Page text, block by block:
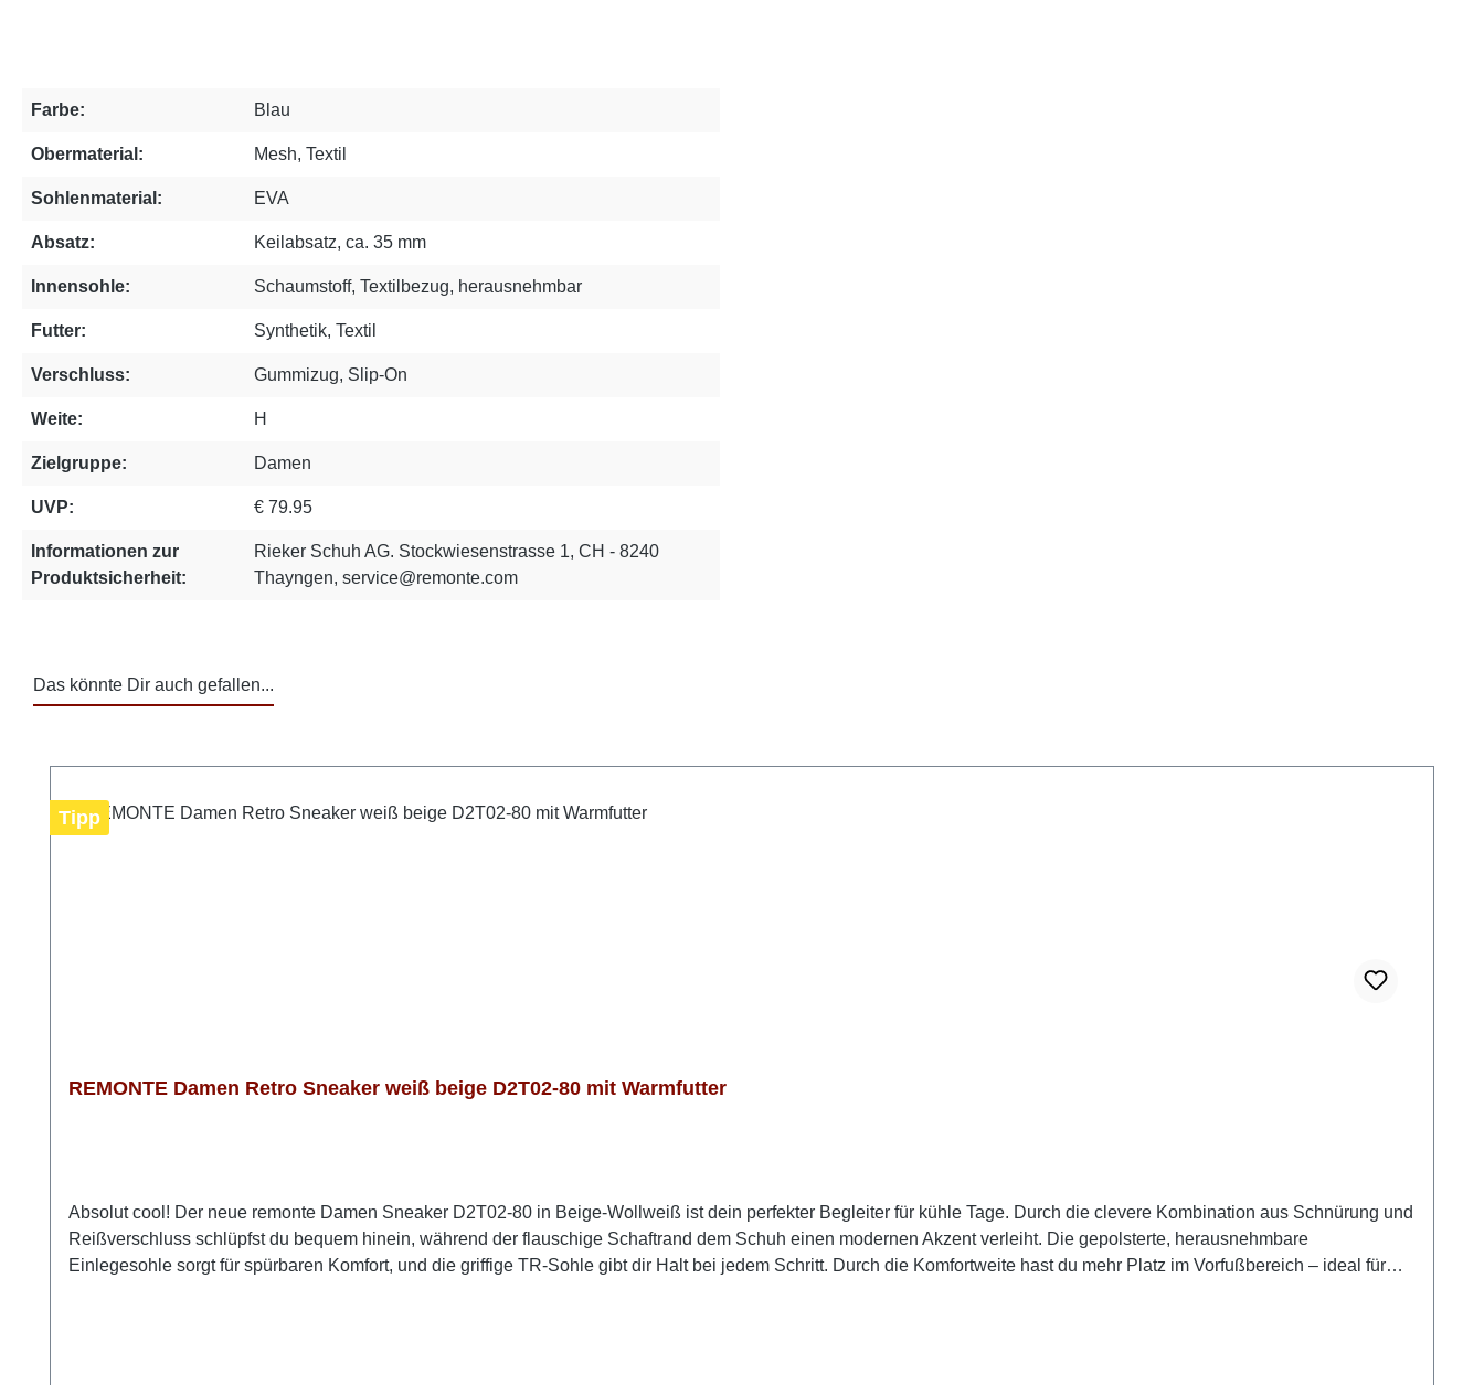
Farbe: Blau
Obermaterial: Mesh, Textil
Sohlenmaterial: EVA
Absatz: Keilabsatz, ca. 35 mm
Innensohle: Schaumstoff, Textilbezug, herausnehmbar
Futter: Synthetik, Textil
Verschluss: Gummizug, Slip-On
Weite: H
Zielgruppe: Damen
UVP: € 79.95
Informationen zur
Produktsicherheit:
Rieker Schuh AG. Stockwiesenstrasse 1, CH - 8240
Thayngen, service@remonte.com
Das könnte Dir auch gefallen...
Tipp
REMONTE Damen Retro Sneaker weiß beige D2T02-80 mit Warmfutter
Absolut cool! Der neue remonte Damen Sneaker D2T02-80 in Beige-Wollweiß ist dein perfekter Begleiter für kühle Tage. Durch die clevere Kombination aus Schnürung und
Reißverschluss schlüpfst du bequem hinein, während der flauschige Schaftrand dem Schuh einen modernen Akzent verleiht. Die gepolsterte, herausnehmbare
Einlegesohle sorgt für spürbaren Komfort, und die griffige TR-Sohle gibt dir Halt bei jedem Schritt. Durch die Komfortweite hast du mehr Platz im Vorfußbereich – ideal für